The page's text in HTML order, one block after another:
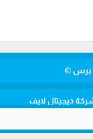
برس ©
ديجيتال لايف